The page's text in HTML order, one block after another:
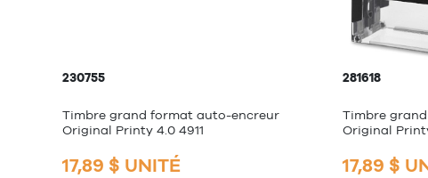
230755
Timbre grand format auto-encreur
Original Printy 4.0 4911
17,89 $ UNITÉ
281618
Timbre
Original
17,89 $